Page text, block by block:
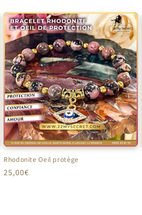
Rhodonite Oeil protège
Prix
25,00€